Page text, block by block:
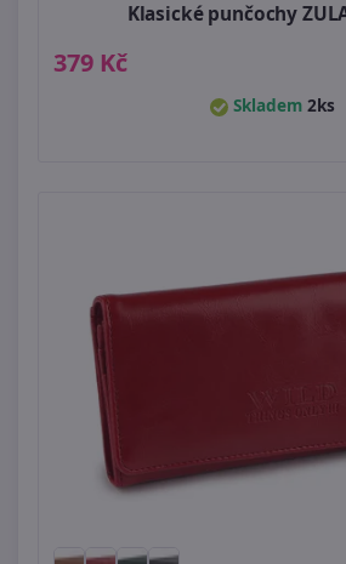
Klasické punčochy
379 Kč
Skladem 2ks